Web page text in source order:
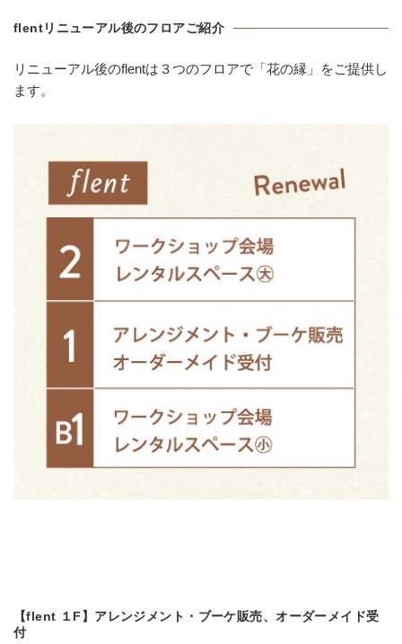
flentリニューアル後のフロアご紹介
リニューアル後のflentは３つのフロアで「花の縁」をご提供し
ます。
【flent １F】アレンジメント・ブーケ販売、オーダーメイド受
付